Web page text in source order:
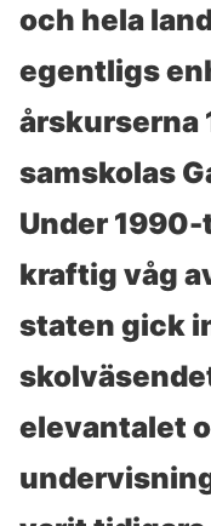
och hela
egentligs
årskurserna
samskolas
Under
kraftig våg
staten gick
elevantalet